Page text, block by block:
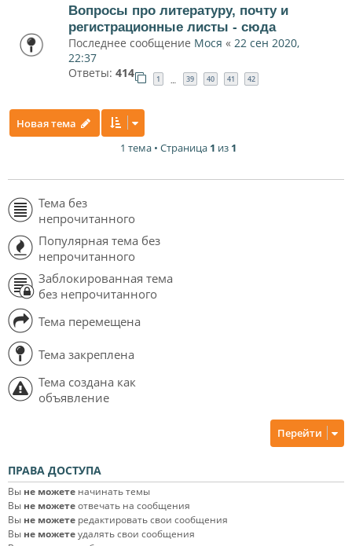
Вопросы про литературу, почту и
регистрационные листы - сюда
Последнее сообщение Мося « 22 сен 2020,
22:37
Ответы: 414 1 … 39 40 41 42
Новая тема
1 тема • Страница 1 из 1
Тема без
непрочитанного
Популярная тема без
непрочитанного
Заблокированная тема
без непрочитанного
Тема перемещена
Тема закреплена
Тема создана как
объявление
Перейти
ПРАВА ДОСТУПА
Вы не можете начинать темы
Вы не можетеотвечать на сообщения
Вы не можете редактировать свои сообщения
Вы не можетеудалять свои сообщения